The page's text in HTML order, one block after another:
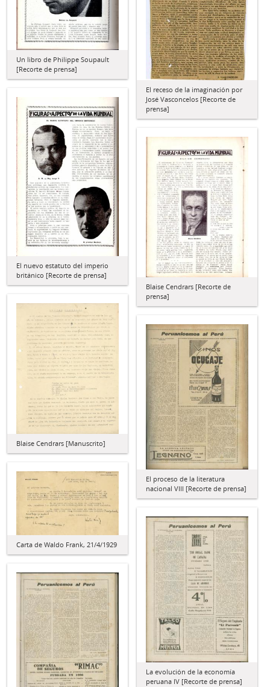
El receso de la imaginación por
José Vasconcelos [Recorte de
prensa]
Un libro de Philippe Soupault
[Recorte de prensa]
El nuevo estatuto del imperio
británico [Recorte de prensa]
Blaise Cendrars [Recorte de
prensa]
Blaise Cendrars [Manuscrito]
El proceso de la literatura
nacional VIII [Recorte de prensa]
Carta de Waldo Frank, 21/4/1929
La evolución de la economía
peruana IV [Recorte de prensa]